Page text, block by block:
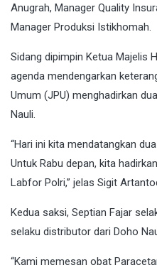
Anugrah, Manager Quality
Manager Produksi Istikhomah.
Sidang dipimpin Ketua Majelis
agenda mendengarkan
Umum (JPU) menghadirkan
Nauli.
“Hari ini kita mendatangkan
Untuk Rabu depan, kita
Labfor Polri,” jelas Sigit
Kedua saksi, Septian Fajar
selaku distributor dari Doho
“Kami memesan obat